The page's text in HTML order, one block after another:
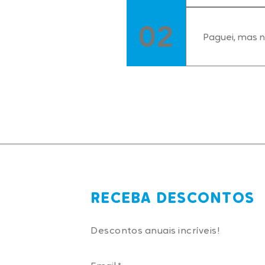
O
Caso não
02 Paguei, mas
Explique o
RECEBA DESCONTOS
Descontos anuais incríveis!